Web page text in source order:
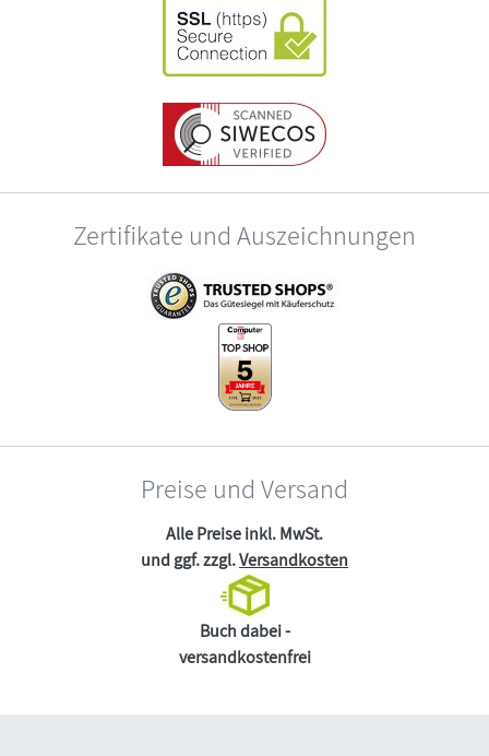
Zertifikate und Auszeichnungen
Preise und Versand
Alle Preise inkl. MwSt.
und ggf. zzgl.Versandkosten
Buch dabei -
versandkostenfrei